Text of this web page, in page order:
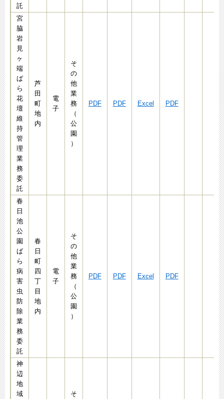
託
宮
脇
岩
見
ヶ
端
ば
ら
花
壇
維
持
管
理
業
務
委
託
芦
田
町
地
内
電
子
そ
の
他
業
務
（
公
園
）
PDF PDF Excel PDF
春
日
池
公
園
ば
ら
病
害
虫
防
除
業
務
委
託
春
日
町
四
丁
目
地
内
電
子
そ
の
他
業
務
（
公
園
）
PDF PDF Excel PDF
神
辺
地
域
そ